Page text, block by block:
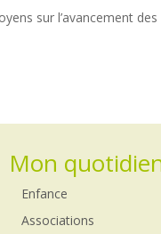
sur l’avancement
Mon
Enfance
Associations